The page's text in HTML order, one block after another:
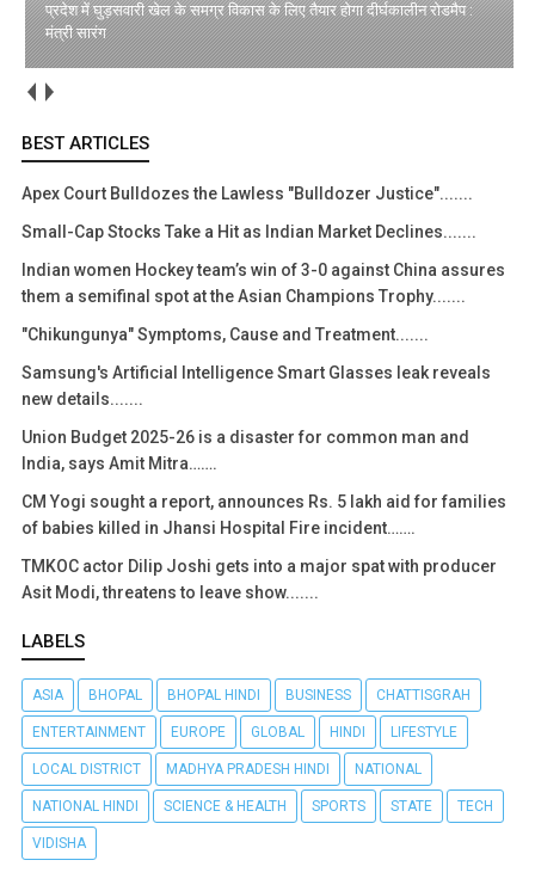
प्रदेश में घुड़सवारी खेल के समग्र विकास के लिए तैयार होगा दीर्घकालीन रोडमैप :
मंत्री सारंग
BEST ARTICLES
Apex Court Bulldozes the Lawless "Bulldozer Justice".......
Small-Cap Stocks Take a Hit as Indian Market Declines.......
Indian women Hockey team’s win of 3-0 against China assures
them a semifinal spot at the Asian Champions Trophy.......
"Chikungunya" Symptoms, Cause and Treatment.......
Samsung's Artificial Intelligence Smart Glasses leak reveals
new details.......
Union Budget 2025-26 is a disaster for common man and
India, says Amit Mitra…….
CM Yogi sought a report, announces Rs. 5 lakh aid for families
of babies killed in Jhansi Hospital Fire incident…….
TMKOC actor Dilip Joshi gets into a major spat with producer
Asit Modi, threatens to leave show.......
LABELS
ASIA BHOPAL BHOPAL HINDI BUSINESS CHATTISGRAH
ENTERTAINMENT EUROPE GLOBAL HINDI LIFESTYLE
LOCAL DISTRICT MADHYA PRADESH HINDI NATIONAL
NATIONAL HINDI SCIENCE & HEALTH SPORTS STATE TECH
VIDISHA